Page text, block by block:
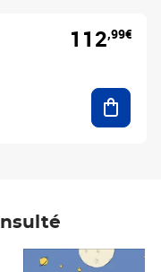
112,99€
Prix 7,50€